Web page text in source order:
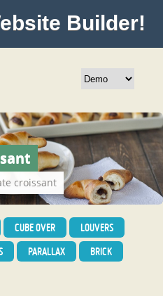
croissant
CUBE OVER
LOUVERS
PARALLAX
BRICK
Builder!